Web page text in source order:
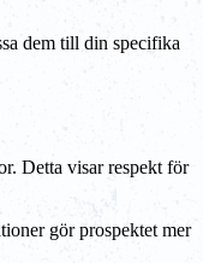
dem till din specifika
Detta visar respekt för
gör prospektet mer